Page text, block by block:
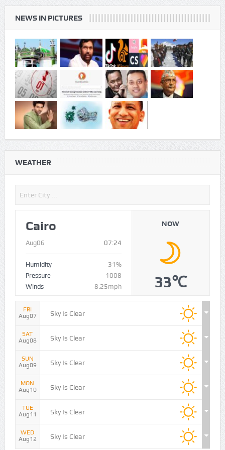
WEATHER
Cairo
Pressure
1008
33℃
FRI
Aug07
Aug08
Aug09
Aug10
Aug11
Aug12